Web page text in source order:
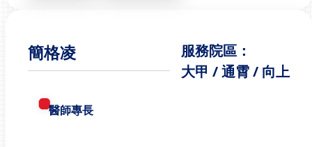
簡格凌
服務院區：
大甲 / 通霄 / 向上
醫師專長